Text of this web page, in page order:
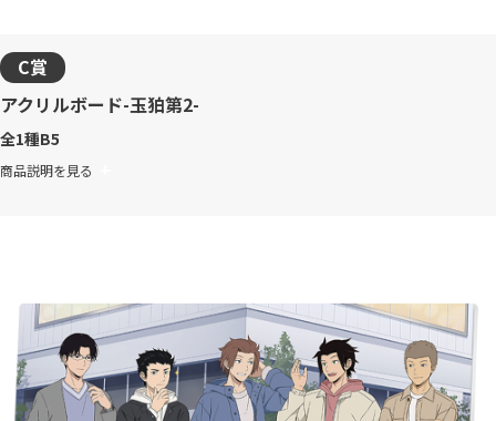
C賞
アクリルボード-玉狛第2-
全1種B5
商品説明を見る